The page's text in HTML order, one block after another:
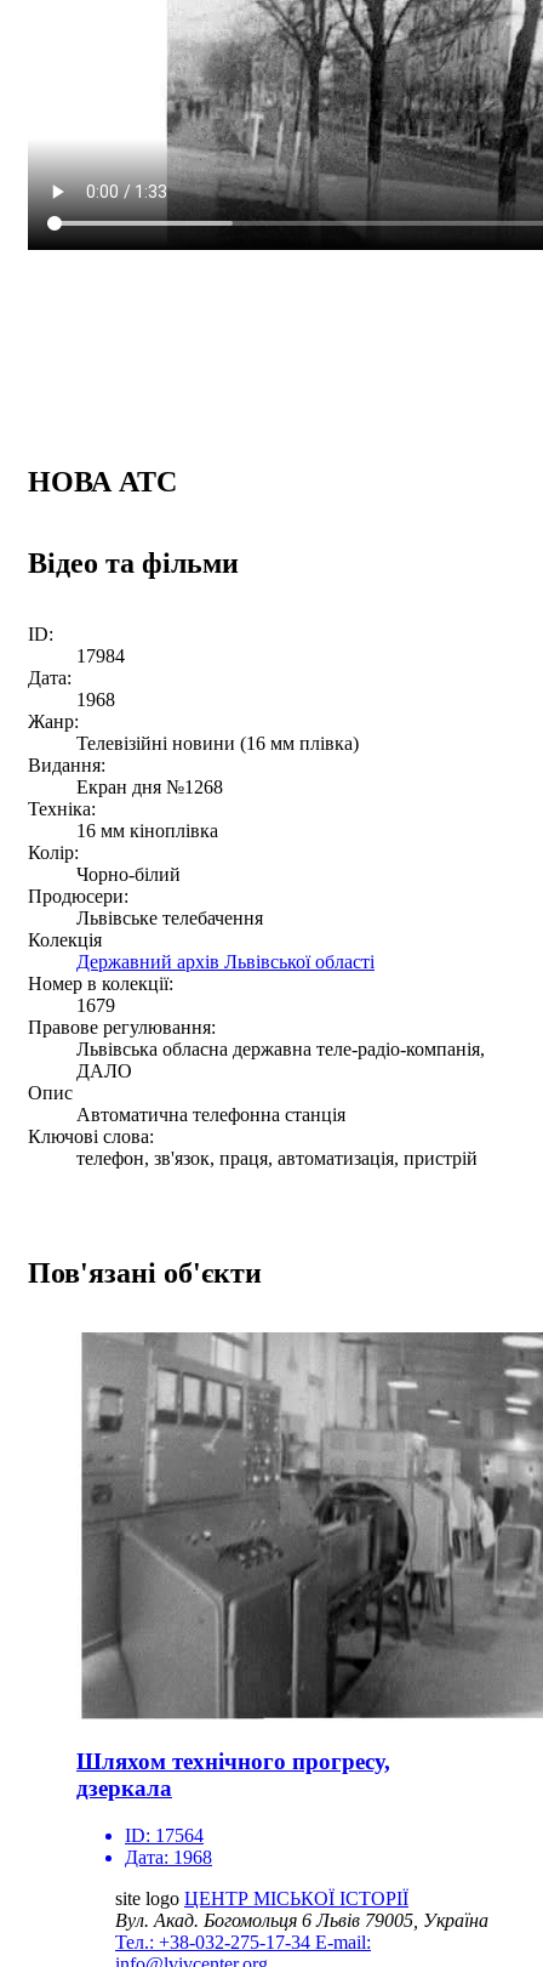
НОВА АТС
Відео та фільми
ID:
17984
Дата:
1968
Жанр:
Телевізійні новини (16 мм плівка)
Видання:
Екран дня №1268
Техніка:
16 мм кіноплівка
Колір:
Чорно-білий
Продюсери:
Львівське телебачення
Колекція
Державний архів Львівської області
Номер в колекції:
1679
Правове регулювання:
Львівська обласна державна теле-радіо-компанія,
ДАЛО
Опис
Автоматична телефонна станція
Ключові слова:
телефон, зв'язок, праця, автоматизація, пристрій
Пов'язані об'єкти
Шляхом технічного прогресу,
дзеркала
ID: 17564
Дата: 1968
site logo ЦЕНТР МІСЬКОЇ ІСТОРІЇ
Вул. Акад. Богомольця 6Львів 79005, Україна
Тел.: +38-032-275-17-34 E-mail: